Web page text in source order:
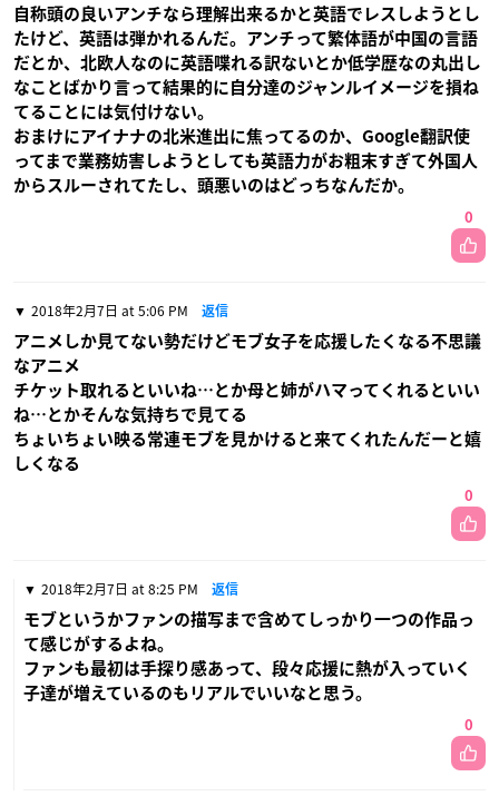
自称頭の良いアンチなら理解出来るかと英語でレスしようとし
たけど、英語は弾かれるんだ。アンチって繁体語が中国の言語
だとか、北欧人なのに英語喋れる訳ないとか低学歴なの丸出し
なことばかり言って結果的に自分達のジャンルイメージを損ね
てることには気付けない。
おまけにアイナナの北米進出に焦ってるのか、Google翻訳使
ってまで業務妨害しようとしても英語力がお粗末すぎて外国人
からスルーされてたし、頭悪いのはどっちなんだか。
0
2018年2月7日 at 5:06 PM 返信
アニメしか見てない勢だけどモブ女子を応援したくなる不思議
なアニメ
チケット取れるといいね…とか母と姉がハマってくれるといい
ね…とかそんな気持ちで見てる
ちょいちょい映る常連モブを見かけると来てくれたんだーと嬉
しくなる
0
2018年2月7日 at 8:25 PM 返信
モブというかファンの描写まで含めてしっかり一つの作品っ
て感じがするよね。
ファンも最初は手探り感あって、段々応援に熱が入っていく
子達が増えているのもリアルでいいなと思う。
0